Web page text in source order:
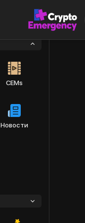
CEMs
Новости